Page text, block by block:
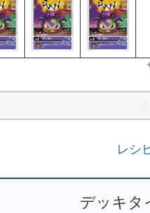
レシ
デッキタ